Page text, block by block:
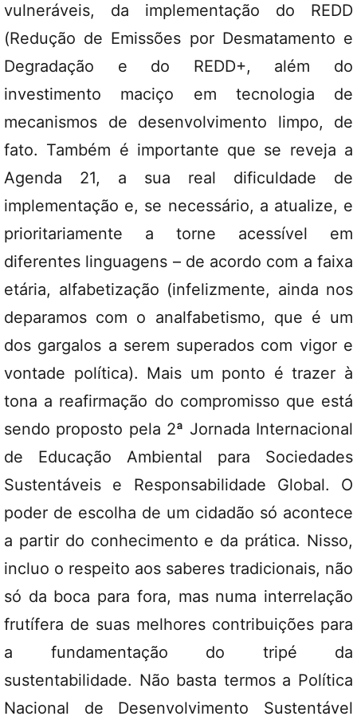
vulneráveis, da implementação do REDD
(Redução de Emissões por Desmatamento e
Degradação e do REDD+, além do
investimento maciço em tecnologia de
mecanismos de desenvolvimento limpo, de
fato. Também é importante que se reveja a
Agenda 21, a sua real dificuldade de
implementação e, se necessário, a atualize, e
prioritariamente a torne acessível em
diferentes linguagens – de acordo com a faixa
etária, alfabetização (infelizmente, ainda nos
deparamos com o analfabetismo, que é um
dos gargalos a serem superados com vigor e
vontade política). Mais um ponto é trazer à
tona a reafirmação do compromisso que está
sendo proposto pela 2ª Jornada Internacional
de Educação Ambiental para Sociedades
Sustentáveis e Responsabilidade Global. O
poder de escolha de um cidadão só acontece
a partir do conhecimento e da prática. Nisso,
incluo o respeito aos saberes tradicionais, não
só da boca para fora, mas numa interrelação
frutífera de suas melhores contribuições para
a fundamentação do tripé da
sustentabilidade. Não basta termos a Política
Nacional de Desenvolvimento Sustentável